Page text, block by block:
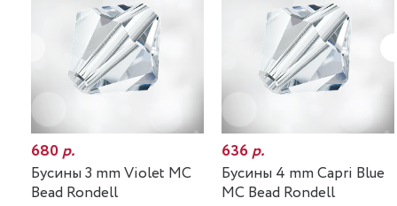
680р.
Бусины 3 mm Violet MC
Bead Rondell
636р.
Бусины 4 mm Capri Blue
MC Bead Rondell